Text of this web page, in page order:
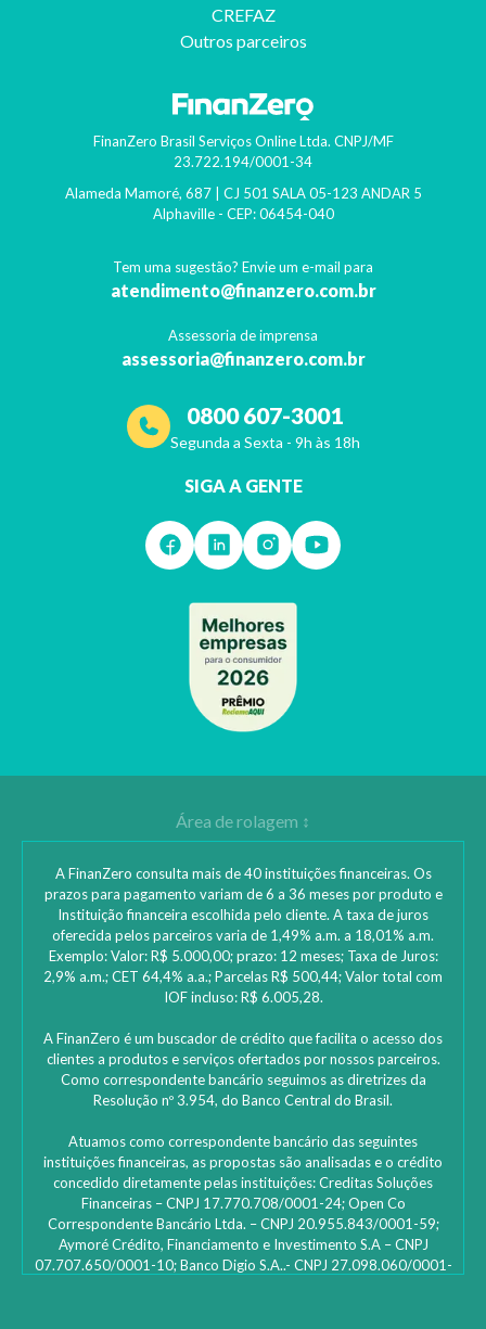
CREFAZ
Outros parceiros
FinanZero Brasil Serviços Online Ltda. CNPJ/MF
23.722.194/0001-34
Alameda Mamoré, 687 | CJ 501 SALA 05-123 ANDAR 5
Alphaville- CEP: 06454-040
Tem uma sugestão? Envie um e-mail para
atendimento@finanzero.com.br
Assessoria de imprensa
assessoria@finanzero.com.br
0800 607-3001
Segunda a Sexta - 9h às 18h
SIGA A GENTE
A FinanZero consulta mais de 40 instituições financeiras. Os
prazos para pagamento variam de 6 a 36 meses por produto e
Instituição financeira escolhida pelo cliente. A taxa de juros
oferecida pelos parceiros varia de 1,49% a.m. a 18,01% a.m.
Exemplo: Valor: R$ 5.000,00; prazo: 12 meses; Taxa de Juros:
2,9% a.m.; CET 64,4% a.a.; Parcelas R$ 500,44; Valor total com
IOF incluso: R$ 6.005,28.
A FinanZero é um buscador de crédito que facilita o acesso dos
clientes a produtos e serviços ofertados por nossos parceiros.
Como correspondente bancário seguimos as diretrizes da
Resolução nº 3.954, do Banco Central do Brasil.
Atuamos como correspondente bancário das seguintes
instituições financeiras, as propostas são analisadas e o crédito
concedido diretamente pelas instituições: ‎Creditas Soluções
Financeiras – CNPJ 17.770.708/0001-24; Open Co
Correspondente Bancário Ltda. – CNPJ 20.955.843/0001-59;
Aymoré Crédito, Financiamento e Investimento S.A – CNPJ
07.707.650/0001-10; Banco Digio S.A..- CNPJ 27.098.060/0001-